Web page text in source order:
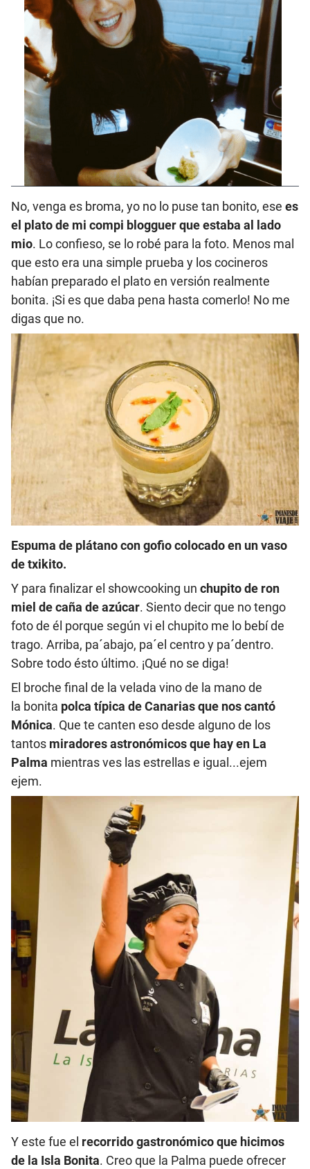
No, venga es broma, yo no lo puse tan bonito, ese es
el plato de mi compi blogguer que estaba al lado
mio. Lo confieso, se lo robé para la foto. Menos mal
que esto era una simple prueba y los cocineros
habían preparado el plato en versión realmente
bonita. ¡Si es que daba pena hasta comerlo! No me
digas que no.
Espuma de plátano con gofio colocado en un vaso
de txikito.
Y para finalizar el showcooking un chupito de ron
miel de caña de azúcar. Siento decir que no tengo
foto de él porque según vi el chupito me lo bebí de
trago. Arriba, pa´abajo, pa´el centro y pa´dentro.
Sobre todo ésto último. ¡Qué no se diga!
El broche final de la velada vino de la mano de
la bonita polca típica de Canarias que nos cantó
Mónica. Que te canten eso desde alguno de los
tantos miradores astronómicos que hay en La
Palma mientras ves las estrellas e igual...ejem
ejem.
Y este fue el recorrido gastronómico que hicimos
de la Isla Bonita. Creo que la Palma puede ofrecer